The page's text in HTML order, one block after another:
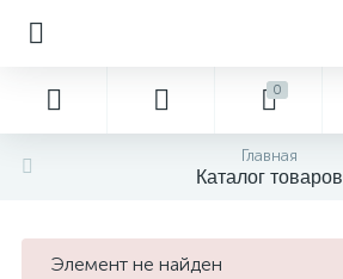
0
Главная
Каталог товаров
Элемент не найден